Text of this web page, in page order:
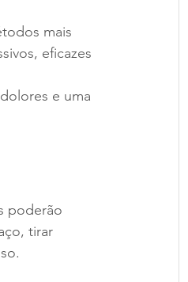
mais
eficazes
e uma
poderão
tirar